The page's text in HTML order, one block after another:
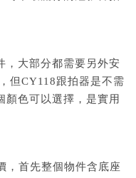
，大部分都需要另外安
但CY118跟拍器是不需
顏色可以選擇，是實用
，首先整個物件含底座